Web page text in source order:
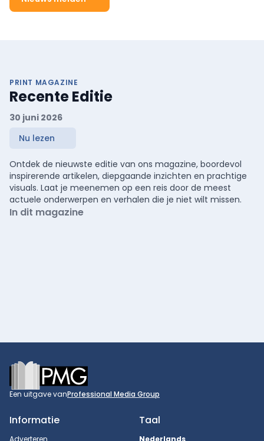
PRINT MAGAZINE
Recente Editie
30 juni 2026
Nu lezen
Ontdek de nieuwste editie van ons magazine, boordevol
inspirerende artikelen, diepgaande inzichten en prachtige
visuals. Laat je meenemen op een reis door de meest
actuele onderwerpen en verhalen die je niet wilt missen.
In dit magazine
Footer
Een uitgave vanProfessional Media Group
Informatie Taal